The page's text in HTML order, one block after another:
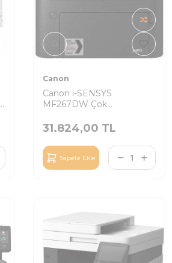
Canon
Canon i-SENSYS
MF267DW Çok
31.824,00 TL
Sepete Ekle